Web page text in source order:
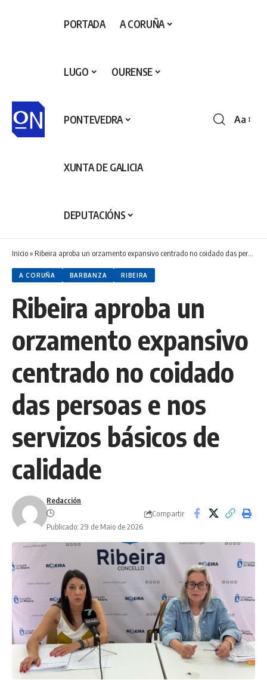
PORTADA A CORUÑA
LUGO OURENSE
PONTEVEDRA
XUNTA DE GALICIA
DEPUTACIÓNS
Aa
Inicio» Ribeira aproba un orzamento expansivo centrado no coidado das persoas e nos servizos básicos de calidade
A CORUÑA BARBANZA RIBEIRA
Ribeira aproba un
orzamento expansivo
centrado no coidado
das persoas e nos
servizos básicos de
calidade
Redacción
Publicado: 29 de Maio de 2026
Compartir